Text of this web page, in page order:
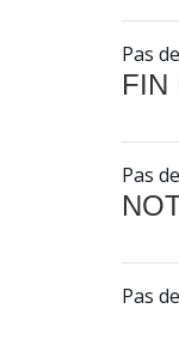
Pas
FIN
Pas
Pas